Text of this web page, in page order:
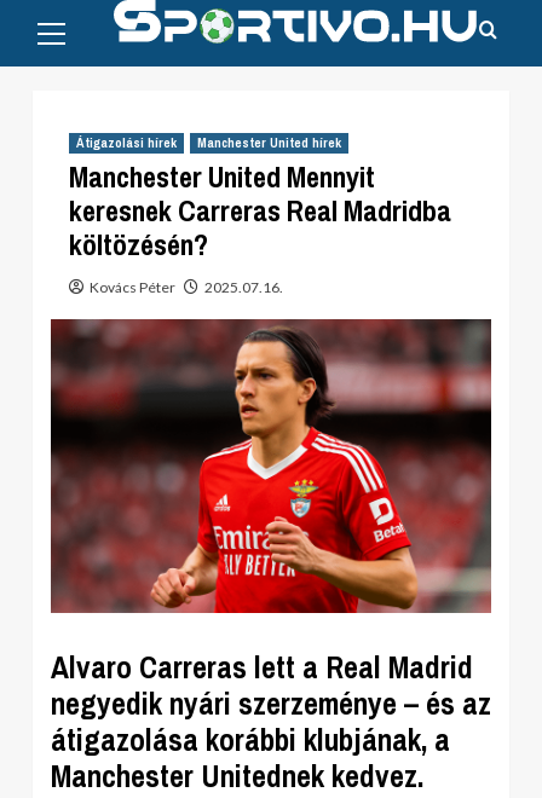
content
Menu
Átigazolási hírek Manchester United hírek
Manchester United Mennyit
keresnek Carreras Real Madridba
költözésén?
Kovács Péter 2025.07.16.
Alvaro Carreras lett a Real Madrid
negyedik nyári szerzeménye – és az
átigazolása korábbi klubjának, a
Manchester Unitednek kedvez.